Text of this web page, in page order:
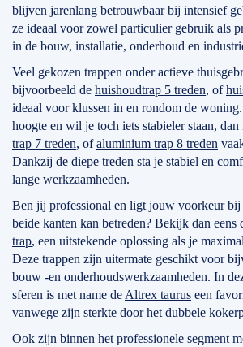
blijven jarenlang betrouwbaar bij intensief
ze ideaal voor zowel particulier gebruik als
in de bouw, installatie, onderhoud en
Veel gekozen trappen onder actieve
bijvoorbeeld de huishoudtrap 5 treden, of
ideaal voor klussen in en rondom de
hoogte en wil je toch iets stabieler staan, dan
trap 7 treden, ofaluminium trap 8 treden
Dankzij de diepe treden sta je stabiel en
lange werkzaamheden.
Ben jij professional en ligt jouw voorkeur bij
beide kanten kan betreden? Bekijk dan eens
trap, een uitstekende oplossing als je
Deze trappen zijn uitermate geschikt voor
bouw -en onderhoudswerkzaamheden. In
sferen is met name de Altrex taurus een
vanwege zijn sterkte door het dubbele
Ook zijn binnen het professionele segment